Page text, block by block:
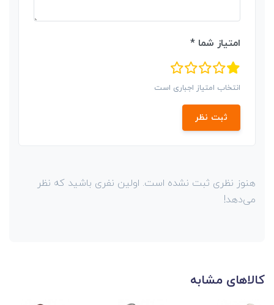
امتیاز شما *
انتخاب امتیاز اجباری است
ثبت نظر
هنوز نظری ثبت نشده است. اولین نفری باشید که نظر
می‌دهد!
کالاهای مشابه